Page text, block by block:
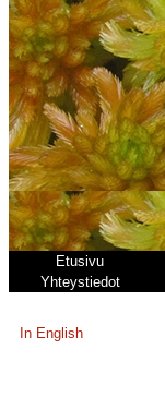
Etusivu
Yhteystiedot
In English